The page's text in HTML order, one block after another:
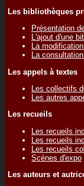
Les bibliothèques
Présentation
L'ajout d'une
La
La
Les appels à textes
Les collectifs
Les autres
Les recueils
Les recueils
Les recueils
Les recueils
Scènes d'expo
Les auteurs et